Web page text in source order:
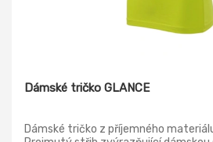
Dámské tričko GLANCE
Dámské tričko z příjemného